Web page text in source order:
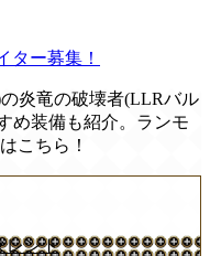
ター募集！
炎竜の破壊者(LLRバル
め装備も紹介。ランモ
こちら！
レント